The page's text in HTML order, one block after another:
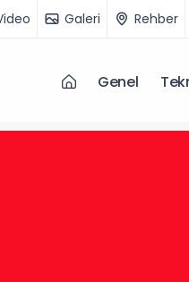
Galeri Rehber
Genel